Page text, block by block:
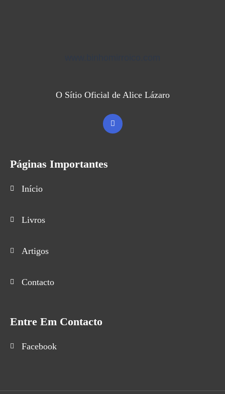
O Sítio Oficial de Alice Lázaro
Páginas Importantes
Início
Livros
Artigos
Contacto
Entre Em Contacto
Facebook